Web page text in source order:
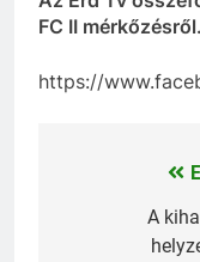
FC II mérkőzésről.
https://
Bejegyzés
navigáció
A